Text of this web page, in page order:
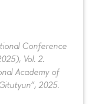
Conference
Vol. 2.
Academy of
2025.